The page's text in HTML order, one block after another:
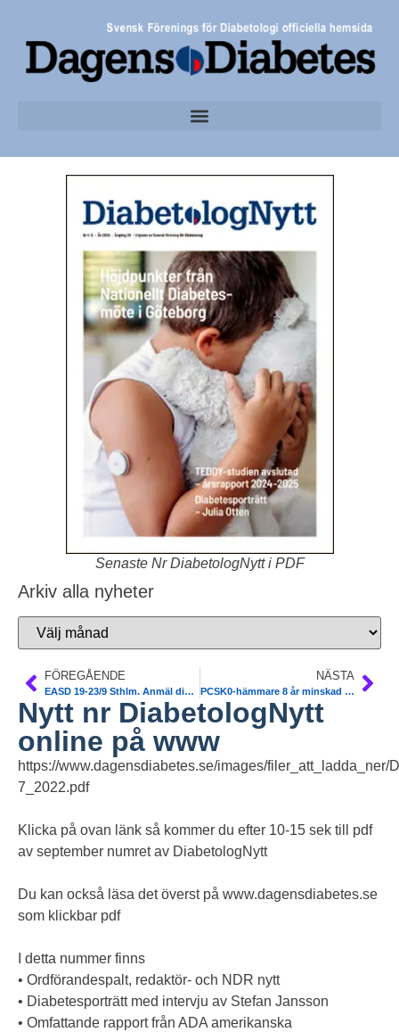
Senaste Nr DiabetologNytt i PDF
Arkiv alla nyheter
FÖREGÅENDE
EASD 19-23/9 Sthlm. Anmäl dig fysiskt eller digitalt
NÄSTA
PCSK0-hämmare 8 år minskad 23% mortalitet. ESC
Nytt nr DiabetologNytt
online på www
https://www.dagensdiabetes.se/images/filer_att_ladda_ner/
7_2022.pdf
Klicka på ovan länk så kommer du efter 10-15 sek till pdf
av september numret av DiabetologNytt
Du kan också läsa det överst på www.dagensdiabetes.se
som klickbar pdf
I detta nummer finns
• Ordförandespalt, redaktör- och NDR nytt
• Diabetesporträtt med intervju av Stefan Jansson
• Omfattande rapport från ADA amerikanska